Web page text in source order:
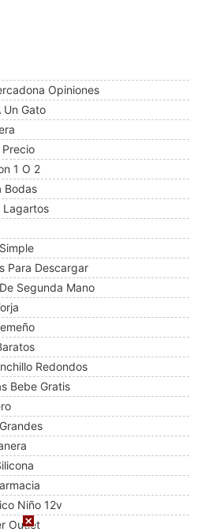
Opiniones
Un Gato
1 O 2
Bodas
Lagartos
Para Descargar
Segunda Mano
Redondos
Bebe Gratis
Niño 12v
Outlet